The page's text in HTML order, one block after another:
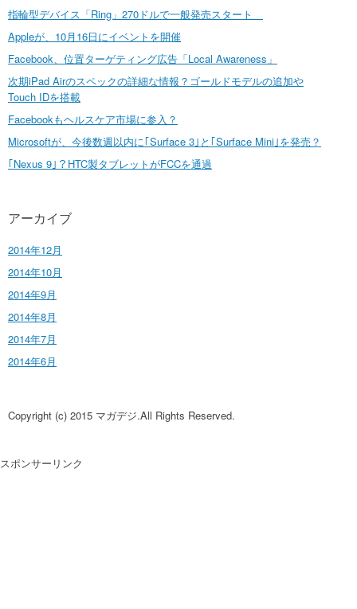
指輪型デバイス「Ring」270ドルで一般発売スタート
Appleが、10月16日にイベントを開催
Facebook、位置ターゲティング広告「Local Awareness」
次期iPad Airのスペックの詳細な情報？ゴールドモデルの追加や
Touch IDを搭載
Facebookもヘルスケア市場に参入？
Microsoftが、今後数週以内に｢Surface 3｣と｢Surface Mini｣を発売？
｢Nexus 9｣？HTC製タブレットがFCCを通過
アーカイブ
2014年12月
2014年10月
2014年9月
2014年8月
2014年7月
2014年6月
Copyright (c) 2015 マガデジ.All Rights Reserved.
スポンサーリンク